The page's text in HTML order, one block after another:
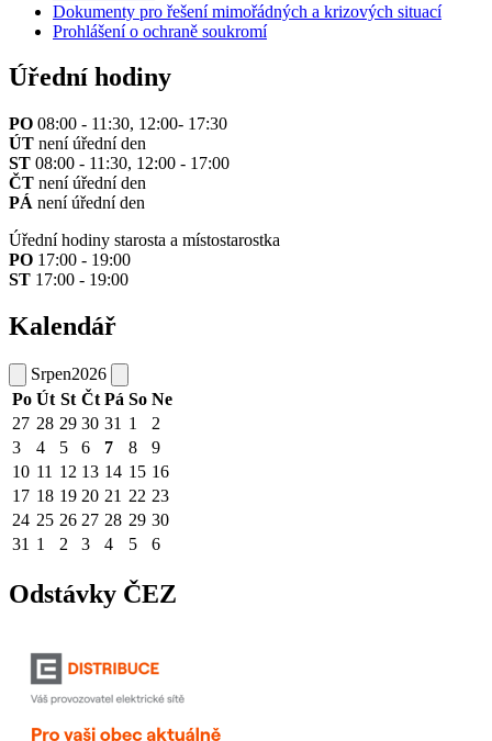
Dokumenty pro řešení mimořádných a krizových situací
Prohlášení o ochraně soukromí
Úřední hodiny
PO 08:00 - 11:30, 12:00- 17:30
ÚT není úřední den
ST 08:00 - 11:30, 12:00 - 17:00
ČT není úřední den
PÁ není úřední den
Úřední hodiny starosta a místostarostka
PO 17:00 - 19:00
ST 17:00 - 19:00
Kalendář
Srpen2026
Po Út St Čt Pá So Ne
27 28 29 30 31 1
2
3
4 5 6 7 8
9
10 11 12 13 14 15 16
17 18 19 20 21 22 23
24 25 26 27 28 29 30
31 1 2 3 4 5 6
Odstávky ČEZ